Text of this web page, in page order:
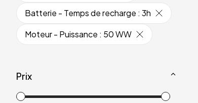
Batterie - Temps de recharge : 3h
Moteur - Puissance : 50 WW
Prix